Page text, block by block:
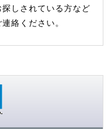
しされている方など
絡ください。